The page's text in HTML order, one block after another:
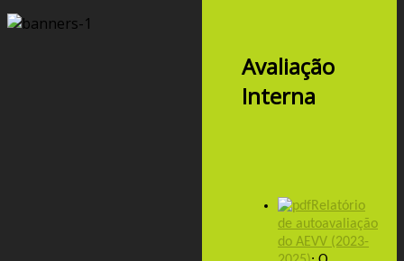
Avaliação
Interna
Relatório
de autoavaliação
do AEVV (2023-